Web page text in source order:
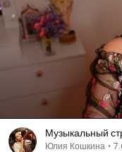
Музыкальный
Юлия Кошкина •